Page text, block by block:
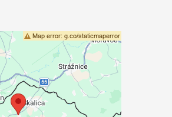
je blokovaný
súkromia
externý obsah?